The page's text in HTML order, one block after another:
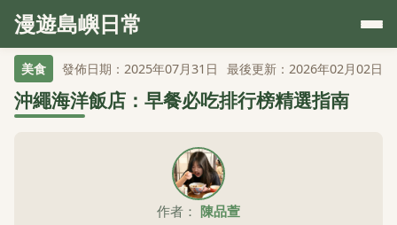
漫遊島嶼日常
美食 發佈日期：2025年07月31日 最後更新：2026年02月02日
沖繩海洋飯店：早餐必吃排行榜精選指南
作者： 陳品萱